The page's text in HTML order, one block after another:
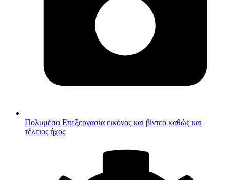
Πολυμέσα Επεξεργασία εικόνας και βίντεο καθώς και
τέλειος ήχος